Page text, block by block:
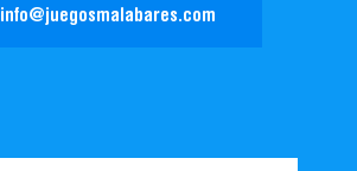
info@juegosmalabares.com